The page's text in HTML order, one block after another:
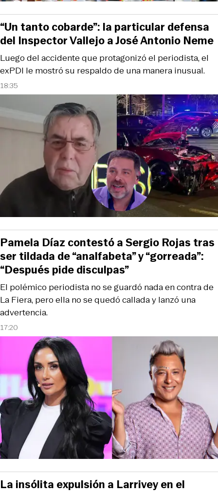
18:35
Luego del accidente que protagonizó el periodista, el
exPDI le mostró su respaldo de una manera inusual.
“Un tanto cobarde”: la particular defensa
del Inspector Vallejo a José Antonio Neme
17:20
El polémico periodista no se guardó nada en contra de
La Fiera, pero ella no se quedó callada y lanzó una
advertencia.
Pamela Díaz contestó a Sergio Rojas tras
ser tildada de “analfabeta” y “gorreada”:
“Después pide disculpas”
La insólita expulsión a Larrivey en el